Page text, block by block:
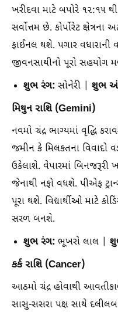
ખરીદવા માટે બપોરે ૧૨:૧૫
સર્વોત્તમ છે. કોર્પોરેટ
ફાઈનલ થશે. પગાર વધારાની
જીવનસાથીનો પૂરો સહયોગ
શુભ રંગ: સોનેરી | શુભ
મિથુન રાશિ (Gemini)
નવમો ચંદ્ર ભાગ્યમાં વૃદ્ધિ
જમીન કે મિલકતના વિવાદો
ઉકેલાશે. વેપારમાં બિનજરૂરી
જેનાથી નફો વધશે. પીએફ
પૂરા થશે. વિદ્યાર્થીઓ માટે
સરળ બનશે.
શુભ રંગ: ભૂખરો લાલ |
કર્ક રાશિ (Cancer)
આઠમો ચંદ્ર હોવાથી
સાસુ-સસરા પક્ષ સાથે